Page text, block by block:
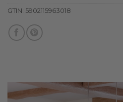
GTIN: 5902115963018